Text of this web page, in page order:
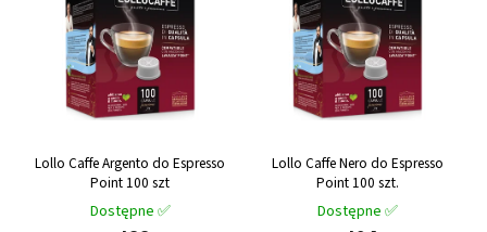
Lollo Caffe Argento do Espresso
Point 100 szt
Dostępne ✅
Lollo Caffe Nero do Espresso
Point 100 szt.
Dostępne ✅